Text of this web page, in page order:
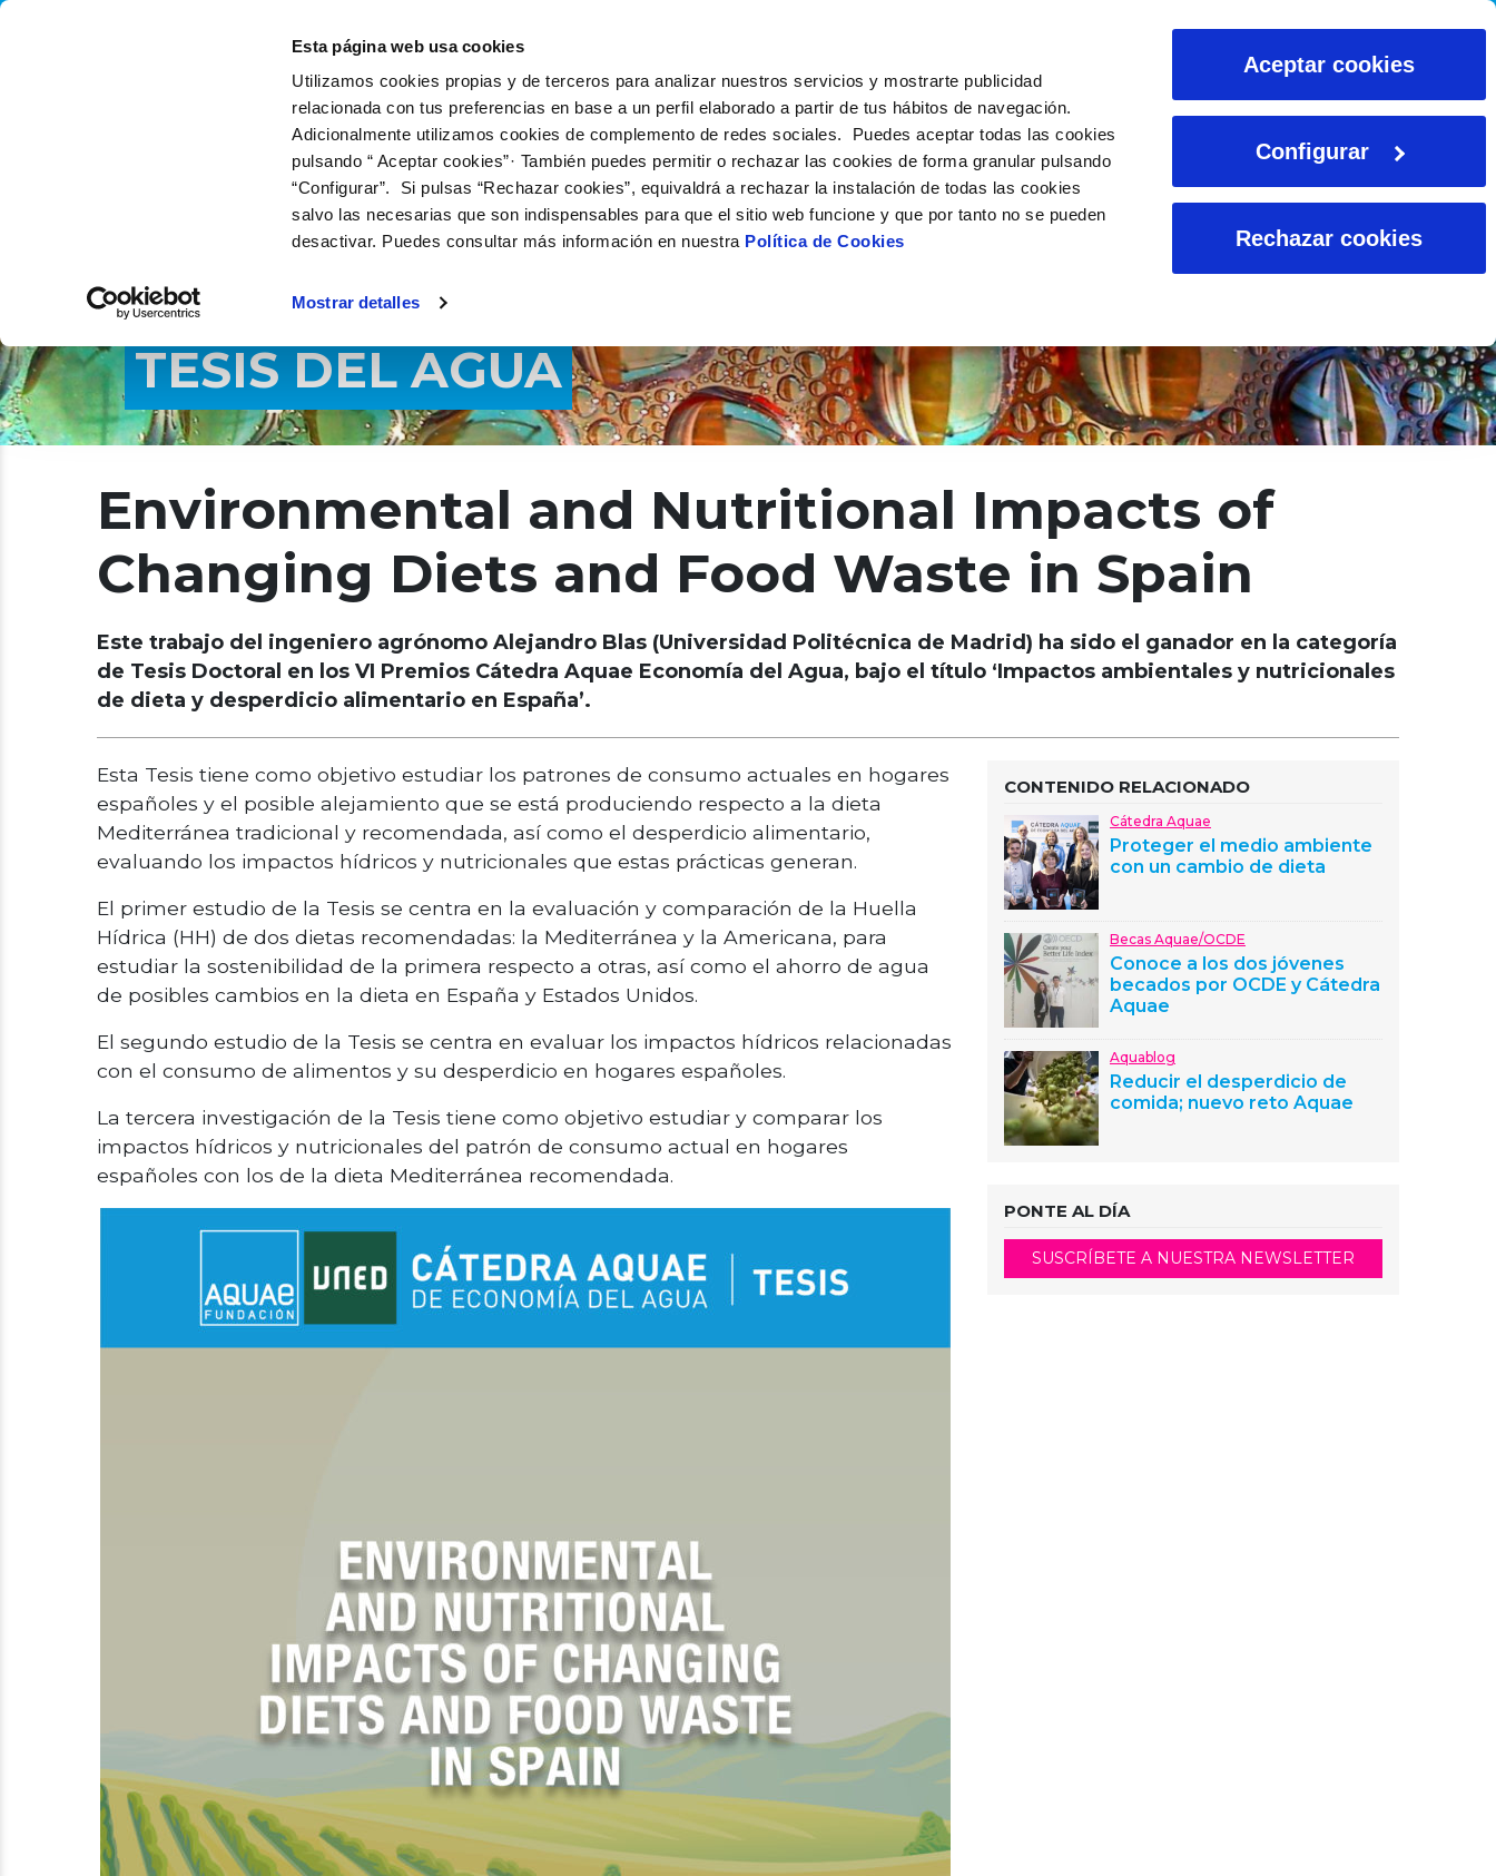
Esta página web usa cookies
Utilizamos cookies propias y de terceros para analizar nuestros servicios y mostrarte publicidad
relacionada con tus preferencias en base a un perfil elaborado a partir de tus hábitos de navegación.
Adicionalmente utilizamos cookies de complemento de redes sociales. Puedes aceptar todas las cookies
pulsando “ Aceptar cookies”· También puedes permitir o rechazar las cookies de forma granular pulsando
“Configurar”. Si pulsas “Rechazar cookies”, equivaldrá a rechazar la instalación de todas las cookies
salvo las necesarias que son indispensables para que el sitio web funcione y que por tanto no se pueden
desactivar. Puedes consultar más información en nuestra Política de Cookies
Mostrar detalles
Aceptar cookies
Configurar
Rechazar cookies
TESIS DEL AGUA
Environmental and Nutritional Impacts of
Changing Diets and Food Waste in Spain
Este trabajo del ingeniero agrónomo Alejandro Blas (Universidad Politécnica de Madrid) ha sido el ganador en la categoría
de Tesis Doctoral en los VI Premios Cátedra Aquae Economía del Agua, bajo el título ‘Impactos ambientales y nutricionales
de dieta y desperdicio alimentario en España’.
Esta Tesis tiene como objetivo estudiar los patrones de consumo actuales en hogares
españoles y el posible alejamiento que se está produciendo respecto a la dieta
Mediterránea tradicional y recomendada, así como el desperdicio alimentario,
evaluando los impactos hídricos y nutricionales que estas prácticas generan.
El primer estudio de la Tesis se centra en la evaluación y comparación de la Huella
Hídrica (HH) de dos dietas recomendadas: la Mediterránea y la Americana, para
estudiar la sostenibilidad de la primera respecto a otras, así como el ahorro de agua
de posibles cambios en la dieta en España y Estados Unidos.
El segundo estudio de la Tesis se centra en evaluar los impactos hídricos relacionadas
con el consumo de alimentos y su desperdicio en hogares españoles.
La tercera investigación de la Tesis tiene como objetivo estudiar y comparar los
impactos hídricos y nutricionales del patrón de consumo actual en hogares
españoles con los de la dieta Mediterránea recomendada.
CONTENIDO RELACIONADO
Cátedra Aquae
Proteger el medio ambiente
con un cambio de dieta
Becas Aquae/OCDE
Conoce a los dos jóvenes
becados por OCDE y Cátedra
Aquae
Aquablog
Reducir el desperdicio de
comida; nuevo reto Aquae
PONTE AL DÍA
SUSCRÍBETE A NUESTRA NEWSLETTER